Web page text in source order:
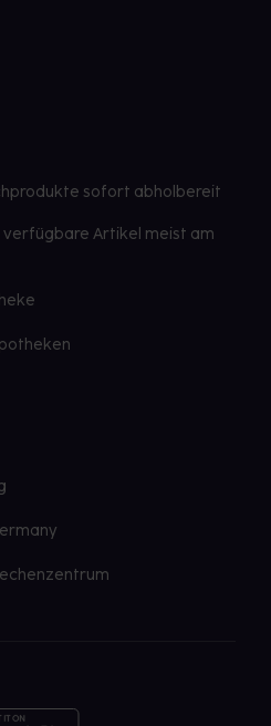
sofort abholbereit
Artikel meist am